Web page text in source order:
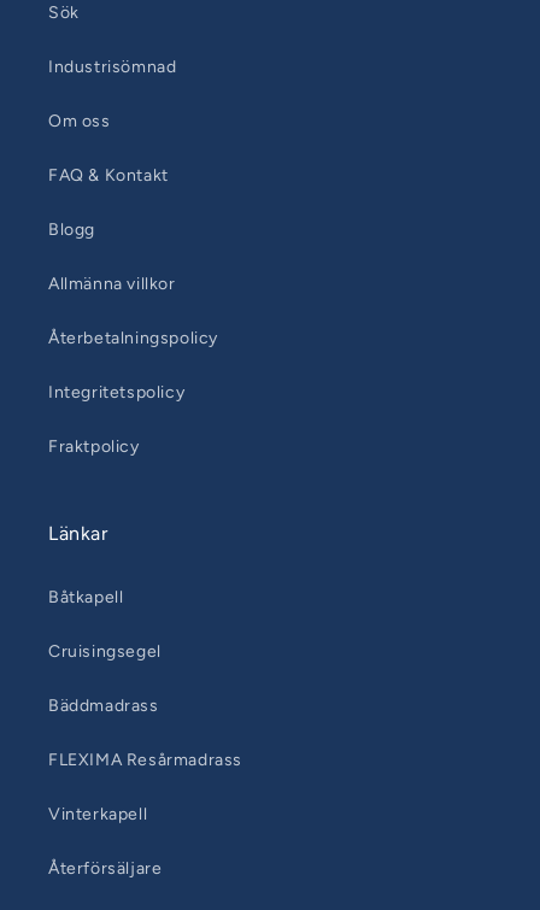
Sök
Industrisömnad
Om oss
FAQ & Kontakt
Blogg
Allmänna villkor
Återbetalningspolicy
Integritetspolicy
Fraktpolicy
Länkar
Båtkapell
Cruisingsegel
Bäddmadrass
FLEXIMA Resårmadrass
Vinterkapell
Återförsäljare